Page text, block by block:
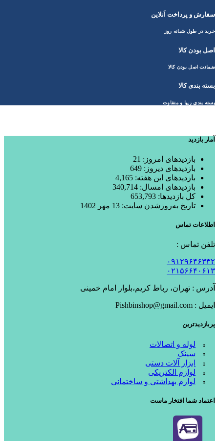
سفارش و پرداخت آنلاین
خرید در طول شبانه روز
اصل بودن کالا
ضمانت اصل بودن کالا
بسته بندی کالا
بسته بندی زیبا و متفاوت
آمار بازدید
بازدیدهای امروز: 21
بازدیدهای دیروز: 649
بازدیدهای این هفته: 4,165
بازدیدهای امسال: 340,714
کل بازدیدها: 653,793
تاریخ به‌روزشدن سایت: 13 مهر 1402
اطلاعات تماس
تلفن تماس :
۰۹۱۲۹۶۴۶۳۳۲
۰۲۱۵۶۶۴۰۶۱۳
آدرس : تهران، رباط کریم،بلوار امام خمینی
ایمیل : Pishbinshop@gmail.com
پربازدیدترین
لوله و اتصالات
سینک
ابزار آلات دستی
لوازم الکتریکی
لوازم بهداشتی و ساختمانی
اعتماد شما افتخار ماست